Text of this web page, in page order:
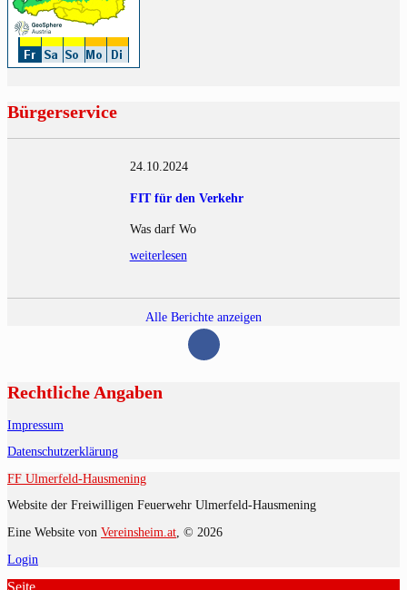
Bürgerservice
24.10.2024
FIT für den Verkehr
Was darf Wo
weiterlesen
Alle Berichte anzeigen
Rechtliche Angaben
Impressum
Datenschutzerklärung
FF Ulmerfeld-Hausmening
Website der Freiwilligen Feuerwehr Ulmerfeld-Hausmening
Eine Website von Vereinsheim.at, © 2026
Login